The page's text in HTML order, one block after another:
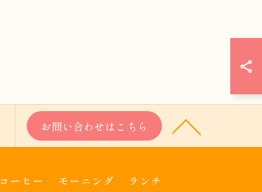
お問い合わせはこちら
コーヒー モーニング ランチ